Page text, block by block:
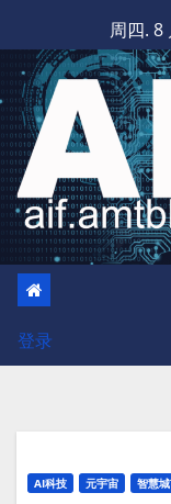
至
内
容
周四. 8
登录
AI科技 元宇宙 智慧